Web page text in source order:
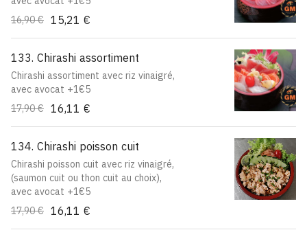
16,90 € 15,21 €
133. Chirashi assortiment
Chirashi assortiment avec riz vinaigré,
avec avocat +1€5
17,90 € 16,11 €
134. Chirashi poisson cuit
Chirashi poisson cuit avec riz vinaigré,
(saumon cuit ou thon cuit au choix),
avec avocat +1€5
17,90 € 16,11 €